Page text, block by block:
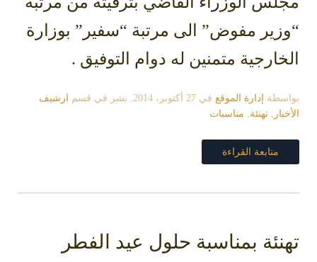
“وزير مفوض” الى مرتبة “سفير” بوزارة
الخارجية متمنين له دوام التوفيق .
بواسطة إدارة الموقع في 27 أكتوبر، 2014 . نشر في قسم
ارشيف
الأخبار
تهنئة مناسبات
متابعة القراءة
تهنئة بمناسبة حلول عيد الفطر